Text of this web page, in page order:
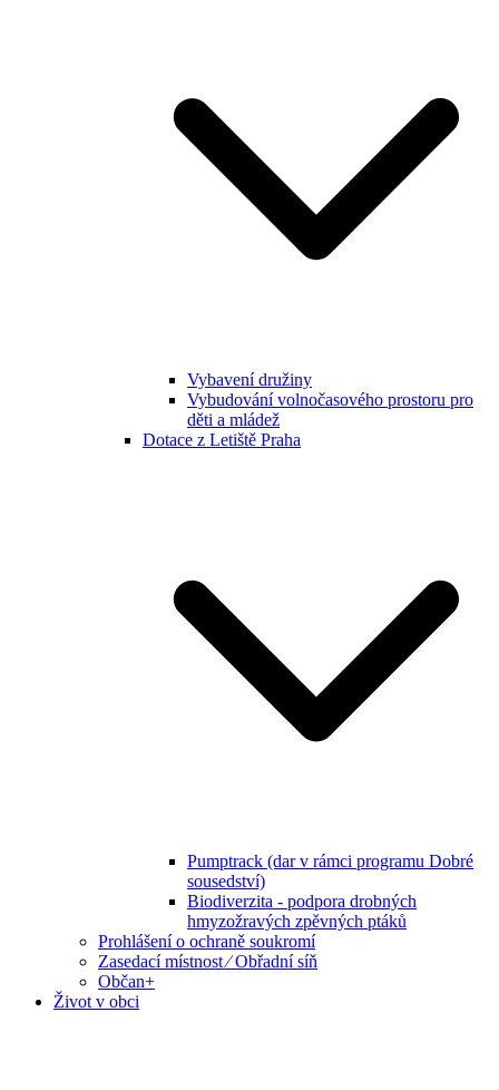
Vybavení družiny
Vybudování volnočasového prostoru pro
děti a mládež
Dotace z Letiště Praha
Pumptrack (dar v rámci programu Dobré
sousedství)
Biodiverzita - podpora drobných
hmyzožravých zpěvných ptáků
Prohlášení o ochraně soukromí
Zasedací místnost ⁄ Obřadní síň
Občan+
Život v obci